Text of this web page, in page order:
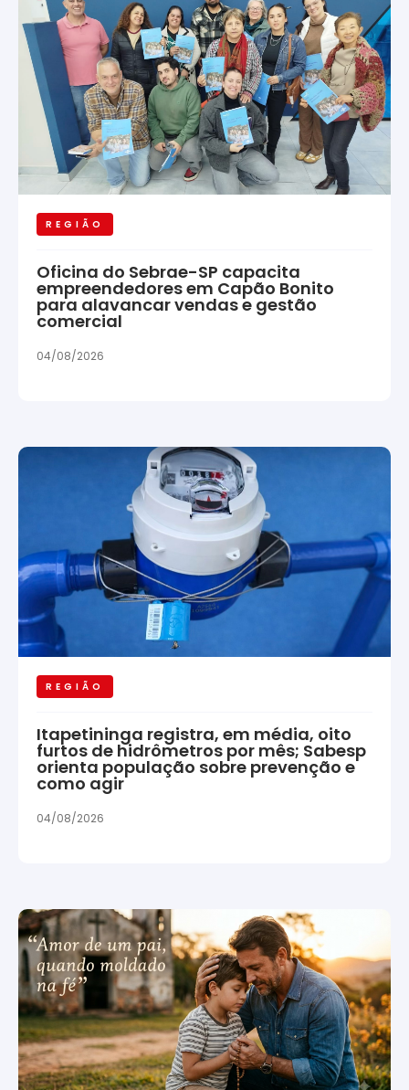
REGIÃO
Oficina do Sebrae-SP capacita
empreendedores em Capão Bonito
para alavancar vendas e gestão
comercial
04/08/2026
REGIÃO
Itapetininga registra, em média, oito
furtos de hidrômetros por mês; Sabesp
orienta população sobre prevenção e
como agir
04/08/2026